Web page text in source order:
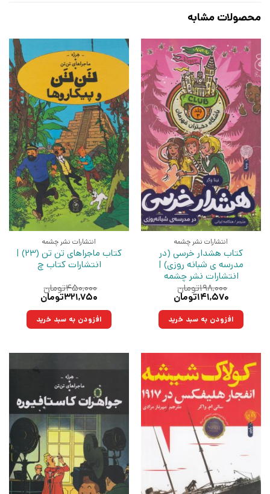
محصولات مشابه
انتشارات نشر چشمه
کتاب هشدار خرسی (در
مدرسه ی شبانه روزی) |
انتشارات نشر چشمه
۱۹۸,۰۰۰تومان
قیمت
۱۹۸,۰۰۰تومان
بود.
۱۴۱,۵۷۰تومان
۱۴۱,۵۷۰تومان.افزودن به سبد خرید
انتشارات نشر چشمه
کتاب ماجراهای تن تن (23) |
انتشارات کتاب چ
۴۵۰,۰۰۰تومان
قیمت
۴۵۰,۰۰۰تومان
بود.
۳۲۱,۷۵۰تومان
۳۲۱,۷۵۰تومان.افزودن به سبد خرید